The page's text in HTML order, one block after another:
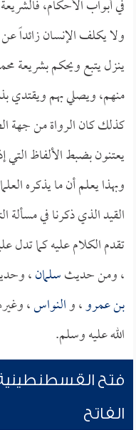
في أبواب الأحكام،
ولا يكلف الإنسان زائداً
ينزل يتبع ويحكم بشريعة
منهم، ويصلي بهم ويقتدي
كذلك كان الرواة من جهة
يعتنون بضبط الألفاظ التي
وبهذا يعلم أن ما يذكره
القيد الذي ذكرنا في مسألة
تقدم الكلام عليه كما
، ومن حديثسلمان،
بن عمرو، والنواس،
الله عليه وسلم.
فتح
الفاتح